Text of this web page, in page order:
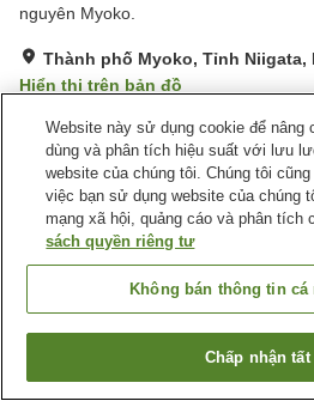
nguyên Myoko.
Thành phố Myoko, Tỉnh Niigata,
Hiển thị trên bản đồ
Rất tốt Đánh giá:119lượt
Tiện nghi chỗ nghỉ
Bãi đỗ xe
Cafe
Trang chủ Nhật Bản Tỉnh Niigata
Kyukamura Myoko
Tìm phòng
Website này sử dụng cookie để nâng
dùng và phân tích hiệu suất với lưu
website của chúng tôi. Chúng tôi
việc bạn sử dụng website của chúng
mạng xã hội, quảng cáo và phân tích
sách quyền riêng tư
Không bán thông tin cá
Chấp nhận tất